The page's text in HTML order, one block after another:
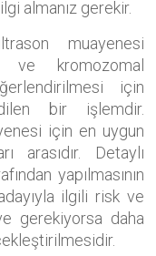
almanız gerekir.
muayenesi
ve kromozomal
için
bir işlemdir.
için en uygun
arasıdır. Detaylı
yapılmasının
ilgili risk ve
gerekiyorsa daha